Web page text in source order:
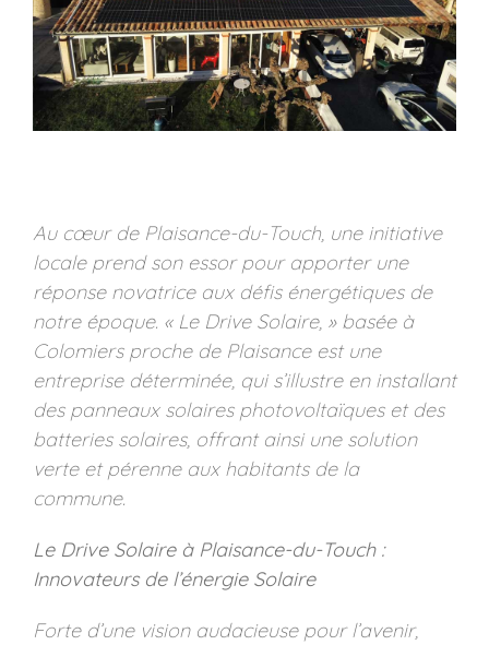
Au cœur de Plaisance-du-Touch, une initiative
locale prend son essor pour apporter une
réponse novatrice aux défis énergétiques de
notre époque. « Le Drive Solaire, » basée à
Colomiers proche de Plaisance est une
entreprise déterminée, qui s’illustre en installant
des panneaux solaires photovoltaïques et des
batteries solaires, offrant ainsi une solution
verte et pérenne aux habitants de la
commune.
Le Drive Solaire à Plaisance-du-Touch :
Innovateurs de l’énergie Solaire
Forte d’une vision audacieuse pour l’avenir,